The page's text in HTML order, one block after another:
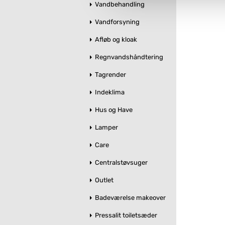
Du kan se mere om,
Vandbehandling
Vandforsyning
Afløb og kloak
Regnvandshåndtering
Tagrender
Indeklima
Hus og Have
Lamper
Care
Centralstøvsuger
Outlet
Badeværelse makeover
Pressalit toiletsæder